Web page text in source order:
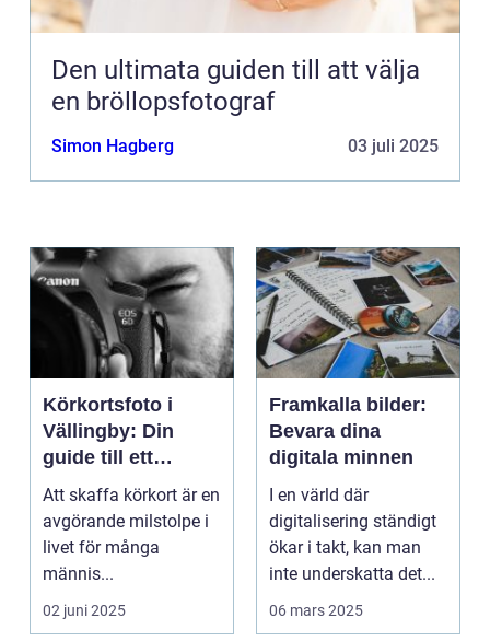
Den ultimata guiden till att välja
en bröllopsfotograf
Simon Hagberg 03 juli 2025
Körkortsfoto i
Vällingby: Din
guide till ett
perfekt foto
Att skaffa körkort är en
avgörande milstolpe i
livet för många
männis...
02 juni 2025
Framkalla bilder:
Bevara dina
digitala minnen
I en värld där
digitalisering ständigt
ökar i takt, kan man
inte underskatta det...
06 mars 2025